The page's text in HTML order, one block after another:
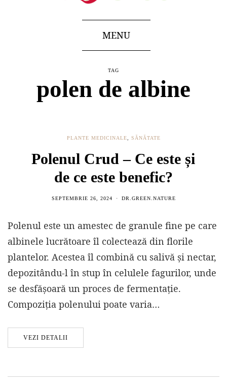
MENU
TAG
polen de albine
PLANTE MEDICINALE SĂNĂTATE
Polenul Crud – Ce este și
de ce este benefic?
SEPTEMBRIE 26, 2024 DR.GREEN.NATURE
Polenul este un amestec de granule fine pe care
albinele lucrătoare îl colectează din florile
plantelor. Acestea îl combină cu salivă și nectar,
depozitându-l în stup în celulele fagurilor, unde
se desfășoară un proces de fermentație.
Compoziția polenului poate varia…
VEZI DETALII